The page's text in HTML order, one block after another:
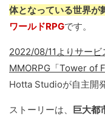
体となっている世界が
ワールドRPGです。
2022/08/11よりサー
MMORPG「Tower of
Hotta Studioが自主開
ストーリーは、 巨大都